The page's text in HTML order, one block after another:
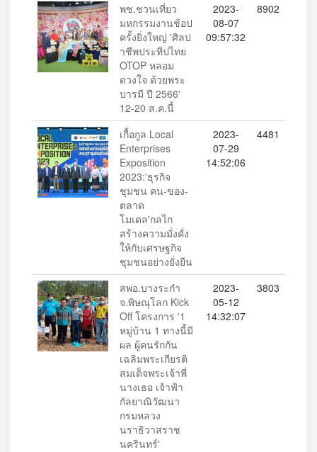
พช.ชวนเที่ยว
มหกรรมงานช้อป
ครั้งยิ่งใหญ่ 'ศิลป
าชีพประทีปไทย
OTOP หลอม
ดวงใจ ด้วยพระ
บารมี ปี 2566'
12-20 ส.ค.นี้
2023-
08-07
09:57:32
8902
เกื้อกูล Local
Enterprises
Exposition
2023:'ธุรกิจ
ชุมชน คน-ของ-
ตลาด
โมเดล'กลไก
สร้างความมั่งคั่ง
ให้กับเศรษฐกิจ
ชุมชนอย่างยั่งยืน
2023-
07-29
14:52:06
4481
สพอ.บางระกำ
จ.พิษณุโลก Kick
Off โครงการ '1
หมู่บ้าน 1 ทางนี้มี
ผล ผู้คนรักกัน
เฉลิมพระเกียรติ
สมเด็จพระเจ้าพี่
นางเธอ เจ้าฟ้า
กัลยาณิวัฒนา
กรมหลวง
นราธิวาสราช
นครินทร์'
2023-
05-12
14:32:07
3803